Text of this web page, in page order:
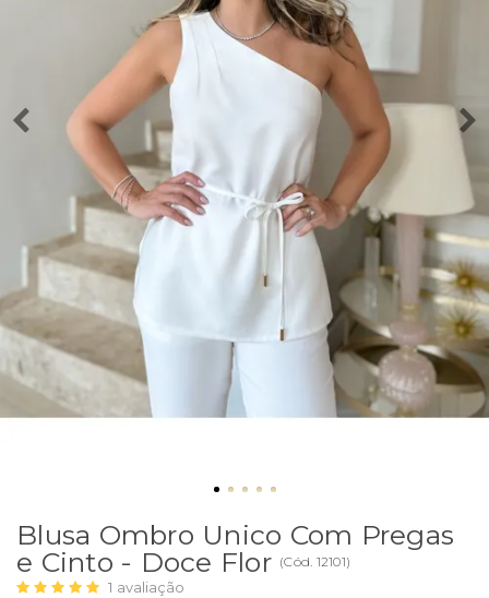
Blusa Ombro Unico Com Pregas
e Cinto - Doce Flor (Cód. 12101)
1 avaliação